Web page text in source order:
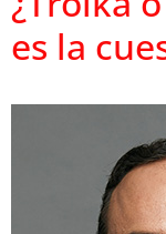
es la